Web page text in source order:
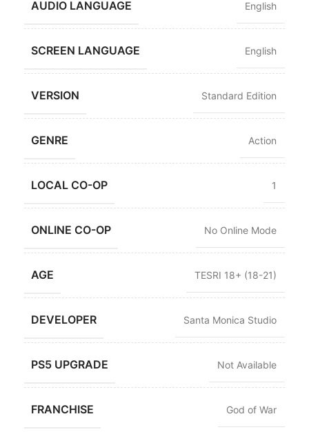
AUDIO LANGUAGE English
SCREEN LANGUAGE English
VERSION Standard Edition
GENRE Action
LOCAL CO-OP 1
ONLINE CO-OP No Online Mode
AGE TESRI 18+ (18-21)
DEVELOPER Santa Monica Studio
PS5 UPGRADE Not Available
FRANCHISE God of War